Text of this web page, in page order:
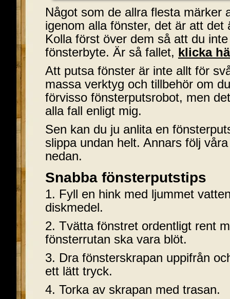
Något som de allra flesta märker
igenom alla fönster, det är att det
Kolla först över dem så att du
fönsterbyte. Är så fallet, klicka
Att putsa fönster är inte allt för
massa verktyg och tillbehör om
förvisso fönsterputsrobot, men
alla fall enligt mig.
Sen kan du ju anlita en
slippa undan helt. Annars följ
nedan.
Snabba fönsterputstips
1. Fyll en hink med ljummet
diskmedel.
2. Tvätta fönstret ordentligt rent
fönsterrutan ska vara blöt.
3. Dra fönsterskrapan uppifrån
ett lätt tryck.
4. Torka av skrapan med trasan.